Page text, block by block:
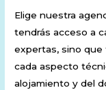
Elige nuestra
tendrás acceso a
expertas, sino que
cada aspecto
alojamiento y del